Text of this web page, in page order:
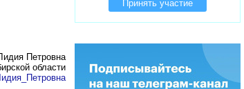
Петровна
области
Принять участие